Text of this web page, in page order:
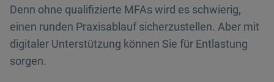
Denn ohne qualifizierte MFAs wird es schwierig,
einen runden Praxisablauf sicherzustellen. Aber mit
digitaler Unterstützung können Sie für Entlastung
sorgen.